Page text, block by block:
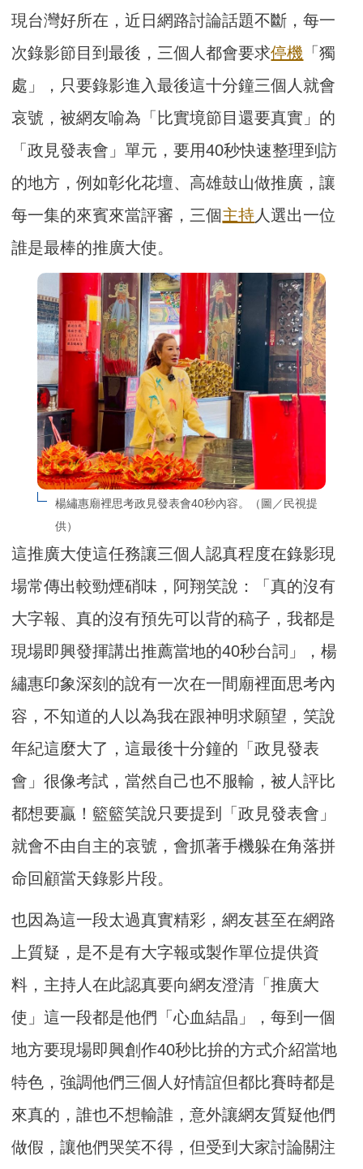
現台灣好所在，近日網路討論話題不斷，每一
次錄影節目到最後，三個人都會要求停機 「獨
處」，只要錄影進入最後這十分鐘三個人就會
哀號，被網友喻為「比實境節目還要真實」的
「政見發表會」單元，要用40秒快速整理到訪
的地方，例如彰化花壇、高雄鼓山做推廣，讓
每一集的來賓來當評審，三個主持人選出一位
誰是最棒的推廣大使。
楊繡惠廟裡思考政見發表會40秒內容。（圖／民視提
供）
這推廣大使這任務讓三個人認真程度在錄影現
場常傳出較勁煙硝味，阿翔笑說：「真的沒有
大字報、真的沒有預先可以背的稿子，我都是
現場即興發揮講出推薦當地的40秒台詞」，楊
繡惠印象深刻的說有一次在一間廟裡面思考內
容，不知道的人以為我在跟神明求願望，笑說
年紀這麼大了，這最後十分鐘的「政見發表
會」很像考試，當然自己也不服輸，被人評比
都想要贏！籃籃笑說只要提到「政見發表會」
就會不由自主的哀號，會抓著手機躲在角落拼
命回顧當天錄影片段。
也因為這一段太過真實精彩，網友甚至在網路
上質疑，是不是有大字報或製作單位提供資
料，主持人在此認真要向網友澄清「推廣大
使」這一段都是他們「心血結晶」，每到一個
地方要現場即興創作40秒比拚的方式介紹當地
特色，強調他們三個人好情誼但都比賽時都是
來真的，誰也不想輸誰，意外讓網友質疑他們
做假，讓他們哭笑不得，但受到大家討論關注